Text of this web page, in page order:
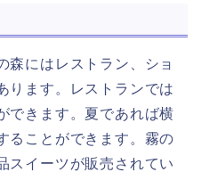
森にはレストラン、ショ
ります。レストランでは
できます。夏であれば横
ることができます。霧の
スイーツが販売されてい